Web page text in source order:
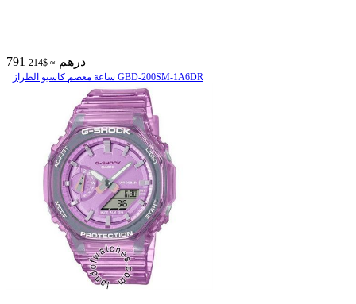
791 درهم ≈ $214
ساعة معصم کاسیو الطراز GBD-200SM-1A6DR